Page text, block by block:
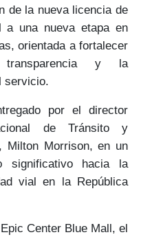
de la nueva licencia de
a una nueva etapa en
, orientada a fortalecer
transparencia y la
servicio.
por el director
de Tránsito y
Milton Morrison, en un
significativo hacia la
vial en la República
Center Blue Mall, el